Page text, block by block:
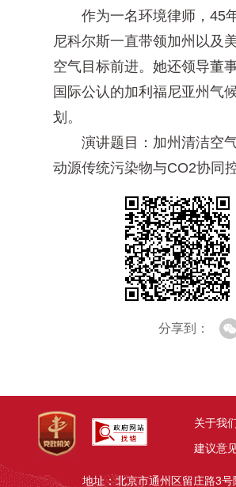
作为一名环境律师，45年
尼科尔斯一直带领加州以及
空气目标前进。她还领导董
国际公认的加利福尼亚州气
划。
演讲题目：加州清洁空
动源传统污染物与CO2协同
分享到：
关于我
建议意
地址：北京市通州区留庄路3号